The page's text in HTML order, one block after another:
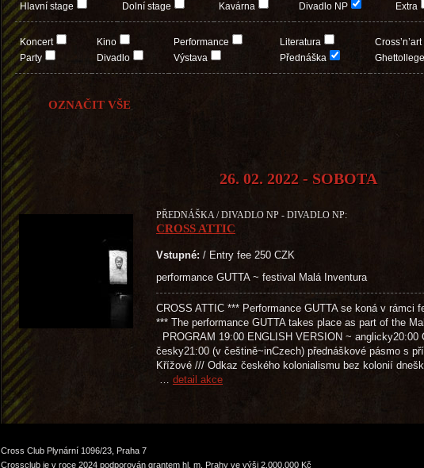
Hlavní stage Dolní stage Kavárna Divadlo NP Extra
Koncert
Party
Kino
Divadlo
Performance
Výstava
Literatura
Přednáška
Cross’n’art
Ghettollege
OZNAČIT VŠE
26. 02. 2022 - SOBOTA
PŘEDNÁŠKA / DIVADLO NP - DIVADLO NP:
CROSS ATTIC
Vstupné: / Entry fee 250 CZK
performance GUTTA ~ festival Malá Inventura
CROSS ATTIC *** Performance GUTTA se koná v rámci
*** The performance GUTTA takes place as part of the
PROGRAM 19:00 ENGLISH VERSION ~ anglicky20:00
česky21:00 (v češtině~inCzech) přednáškové pásmo s
Křížové /// Odkaz českého kolonialismu bez kolonií
… detail akce
Cross Club Plynární 1096/23, Praha 7
Crossclub je v roce 2024 podporován grantem hl. m. Prahy ve výši 2.000.000 Kč